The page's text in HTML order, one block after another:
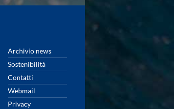
Archivio news
Sostenibilità
Contatti
Webmail
Privacy